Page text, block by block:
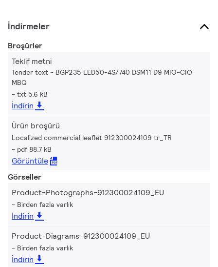
İndirmeler
Broşürler
Teklif metni
Tender text - BGP235 LED50-4S/740 DSM11 D9 MIO-CIO
MBQ
txt 5.6 kB
İndirin
Ürün broşürü
Localized commercial leaflet 912300024109 tr_TR
pdf 88.7 kB
Görüntüle
Görseller
Product-Photographs-912300024109_EU
Birden fazla varlık
İndirin
Product-Diagrams-912300024109_EU
Birden fazla varlık
İndirin